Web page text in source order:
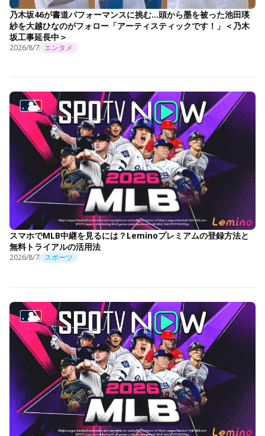
乃木坂46が書道パフォーマンスに挑む…頭から墨を被った池田瑛
紗を大越ひなのがフォロー「アーティスティックです！」＜乃木
坂工事延長中＞
2026/8/7 エンタメ
スマホでMLB中継を見るには？Leminoプレミアムの登録方法と
無料トライアルの活用法
2026/8/7 スポーツ